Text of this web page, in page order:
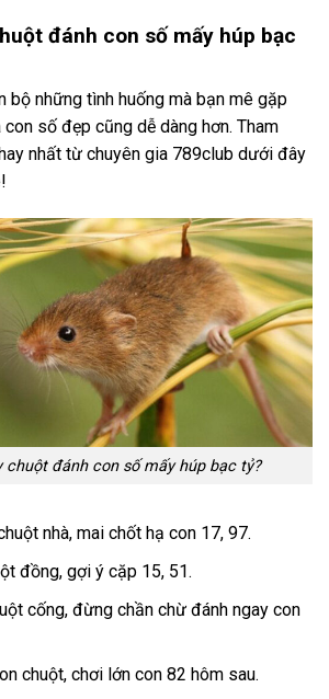
đánh con số mấy húp bạc
bộ những tình huống mà bạn mê gặp
số đẹp cũng dễ dàng hơn. Tham
nhất từ chuyên gia 789club dưới đây
chuột đánh con số mấy húp bạc tỷ?
nhà, mai chốt hạ con 17, 97.
đồng, gợi ý cặp 15, 51.
cống, đừng chần chừ đánh ngay con
chuột, chơi lớn con 82 hôm sau.